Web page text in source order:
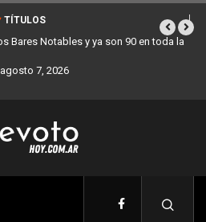
TÍTULOS
Los stands móviles de la Ciudad llegan
agosto 7, 2026